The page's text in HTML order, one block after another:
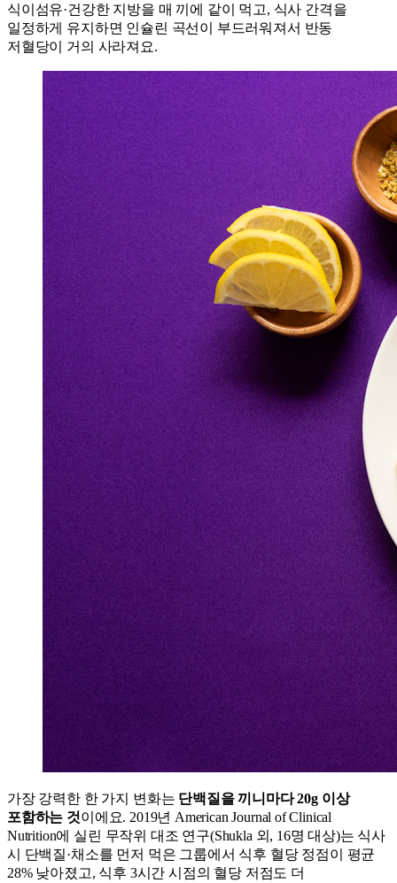
식이섬유·건강한 지방을 매 끼에 같이 먹고, 식사 간격을
일정하게 유지하면 인슐린 곡선이 부드러워져서 반동
저혈당이 거의 사라져요.
가장 강력한 한 가지 변화는 단백질을 끼니마다 20g 이상
포함하는 것이에요. 2019년 American Journal of Clinical
Nutrition에 실린 무작위 대조 연구(Shukla 외, 16명 대상)는 식사
시 단백질·채소를 먼저 먹은 그룹에서 식후 혈당 정점이 평균
28% 낮아졌고, 식후 3시간 시점의 혈당 저점도 더